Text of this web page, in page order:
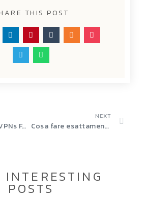
THIS POST
Top five Best VPNs For Spectrum
NEXT
Cosa fare esattamente I Say to a Guy Who Wants to avere rapporti riguardo al primo Appuntamento?
INTERESTING
POSTS